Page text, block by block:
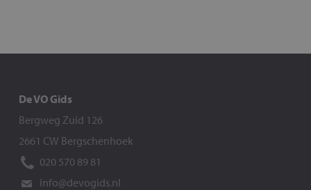
De VO Gids
Bergweg Zuid 126
2661 CW Bergschenhoek
020 570 89 81
info@devogids.nl